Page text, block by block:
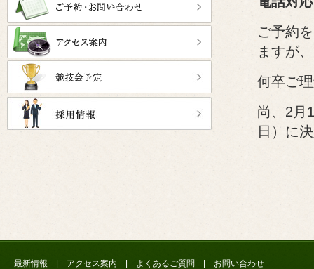
ご予約
ますが、
何卒ご
尚、2月
日）に
最新情報 アクセス案内 よくあるご質問 お問い合わせ